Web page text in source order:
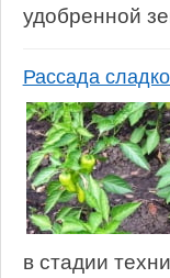
удобренной
Рассада
в стадии